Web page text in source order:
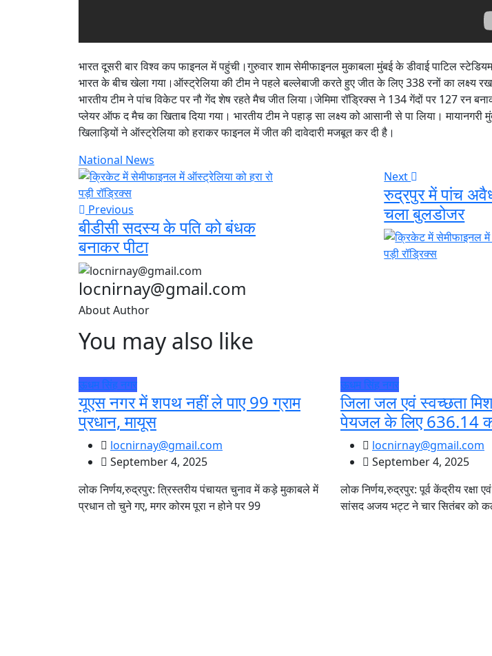
भारत दूसरी बार विश्व कप फाइनल में पहुंची।गुरुवार शाम सेमीफाइनल मुकाबला मुंबई के डीवाई पाटिल
भारत के बीच खेला गया।ऑस्ट्रेलिया की टीम ने पहले बल्लेबाजी करते हुए जीत के लिए 338 रनों का लक्ष्य
भारतीय टीम ने पांच विकेट पर नौ गेंद शेष रहते मैच जीत लिया।जेमिमा रॉड्रिक्स ने 134 गेंदों पर 127 रन
प्लेयर ऑफ द मैच का खिताब दिया गया। भारतीय टीम ने पहाड़ सा लक्ष्य को आसानी से पा लिया। मायानगरी
खिलाड़ियों ने ऑस्ट्रेलिया को हराकर फाइनल में जीत की दावेदारी मजबूत कर दी है।
National News
Previous
बीडीसी सदस्य के पति को बंधक
बनाकर पीटा
Next
रुद्रपुर में पांच
चला बुलडोजर
locnirnay@gmail.com
About Author
You may also like
ऊधम सिंह नगर
यूएस नगर में शपथ नहीं ले पाए 99 ग्राम
प्रधान, मायूस
locnirnay@gmail.com
September 4, 2025
लोक निर्णय,रुद्रपुर: त्रिस्तरीय पंचायत चुनाव में कड़े मुकाबले में
प्रधान तो चुने गए, मगर कोरम पूरा न होने पर 99
ऊधम सिंह नगर
जिला जल एवं स्वच्छता
पेयजल के लिए 636.14
locnirnay@gmail.com
September 4, 2025
लोक निर्णय,रुद्रपुर: पूर्व केंद्रीय रक्षा
सांसद अजय भट्ट ने चार सितंबर को